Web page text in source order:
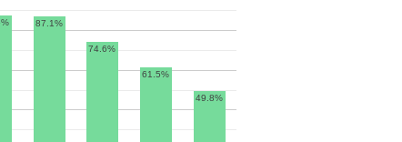
87.1%
74.6%
61.5%
49.8%